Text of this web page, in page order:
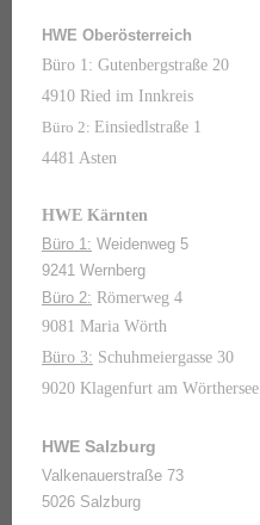
HWE Oberösterreich
Büro 1: Gutenbergstraße 20
4910 Ried im Innkreis
Büro 2: Einsiedlstraße 1
4481 Asten
HWE Kärnten
Büro 1: Weidenweg 5
9241 Wernberg
Büro 2: Römerweg 4
9081 Maria Wörth
Büro 3: Schuhmeiergasse 30
9020 Klagenfurt am Wörthersee
HWE Salzburg
Valkenauerstraße 73
5026 Salzburg